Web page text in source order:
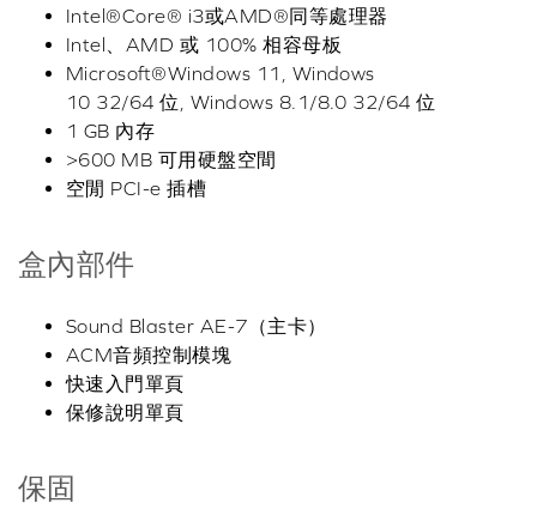
Intel®Core® i3或AMD®同等處理器
Intel、AMD 或 100% 相容母板
Microsoft®Windows 11, Windows
10 32/64 位, Windows 8.1/8.0 32/64 位
1 GB 內存
>600 MB 可用硬盤空間
空閒 PCI-e 插槽
盒內部件
Sound Blaster AE-7（主卡）
ACM音頻控制模塊
快速入門單頁
保修說明單頁
保固